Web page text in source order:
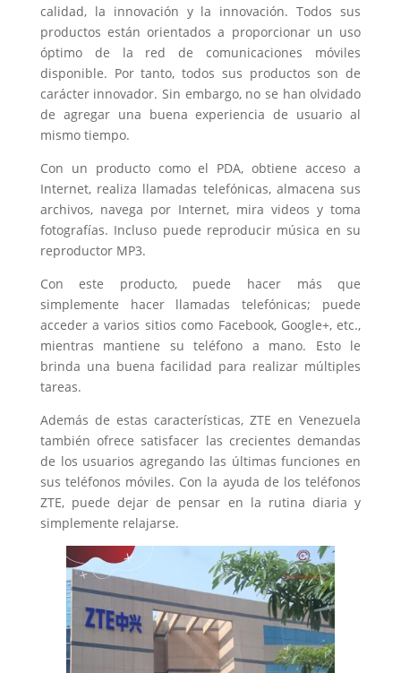
calidad, la innovación y la innovación. Todos sus
productos están orientados a proporcionar un uso
óptimo de la red de comunicaciones móviles
disponible. Por tanto, todos sus productos son de
carácter innovador. Sin embargo, no se han olvidado
de agregar una buena experiencia de usuario al
mismo tiempo.
Con un producto como el PDA, obtiene acceso a
Internet, realiza llamadas telefónicas, almacena sus
archivos, navega por Internet, mira videos y toma
fotografías. Incluso puede reproducir música en su
reproductor MP3.
Con este producto, puede hacer más que
simplemente hacer llamadas telefónicas; puede
acceder a varios sitios como Facebook, Google+, etc.,
mientras mantiene su teléfono a mano. Esto le
brinda una buena facilidad para realizar múltiples
tareas.
Además de estas características, ZTE en Venezuela
también ofrece satisfacer las crecientes demandas
de los usuarios agregando las últimas funciones en
sus teléfonos móviles. Con la ayuda de los teléfonos
ZTE, puede dejar de pensar en la rutina diaria y
simplemente relajarse.